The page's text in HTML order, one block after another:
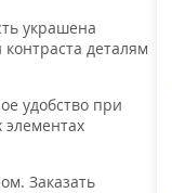
украшена
деталям
удобство при
элементах
Заказать